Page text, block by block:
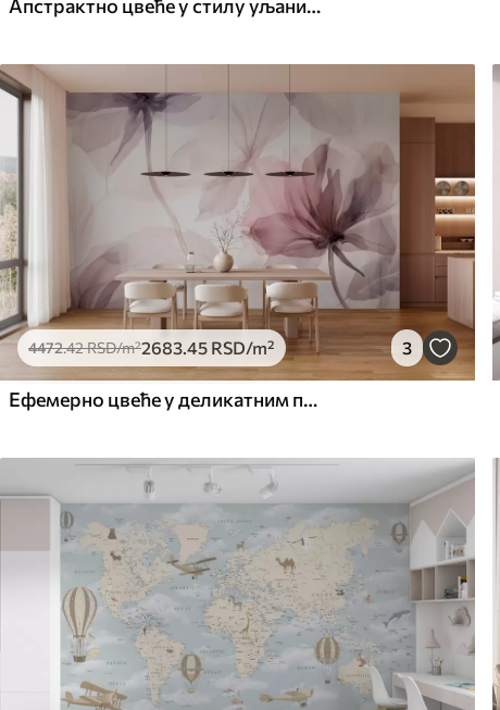
Апстрактно цвеће у стилу уљаних слика у меким тоновима
4472.42RSD/m²2683.45 RSD/m² 3
Ефемерно цвеће у деликатним пастелним бојама